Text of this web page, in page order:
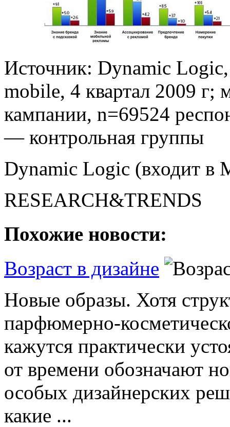
Источник: Dynamic
mobile, 4 квартал 2009 г;
кампании, n=69524
— контрольная группы
Dynamic Logic (входит в
RESEARCH&TRENDS
Похожие новости:
Возраст в дизайне
Новые образы. Хотя
парфюмерно-
кажутся практически
от времени обозначают
особых дизайнерских
какие ...